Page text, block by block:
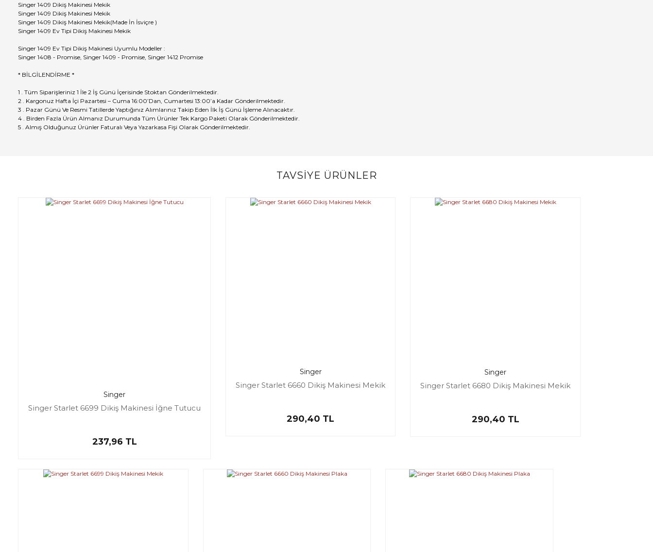
Singer 1409 Dikiş Makinesi Mekik
Singer 1409 Dikiş Makinesi Mekik
Singer 1409 Dikiş Makinesi Mekik(Made İn İsviçre )
Singer 1409 Ev Tipi Dikiş Makinesi Mekik
Singer 1409 Ev Tipi Dikiş Makinesi Uyumlu Modeller :
Singer 1408 - Promise, Singer 1409 - Promise, Singer 1412 Promise
* BİLGİLENDİRME *
1 . Tüm Siparişleriniz 1 İle 2 İş Günü İçerisinde Stoktan Gönderilmektedir.
2 . Kargonuz Hafta İçi Pazartesi – Cuma 16:00’Dan, Cumartesi 13:00’a Kadar Gönderilmektedir.
3 . Pazar Günü Ve Resmi Tatillerde Yaptığınız Alımlarınız Takip Eden İlk İş Günü İşleme Alınacaktır.
4 . Birden Fazla Ürün Almanız Durumunda Tüm Ürünler Tek Kargo Paketi Olarak Gönderilmektedir.
5 . Almış Olduğunuz Ürünler Faturalı Veya Yazarkasa Fişi Olarak Gönderilmektedir.
Bu ürüne ilk yorumu siz yapın!
TAVSİYE ÜRÜNLER
Singer
Singer Starlet 6699 Dikiş Makinesi İğne Tutucu
237,96 TL
Singer
Singer Starlet 6660 Dikiş Makinesi Mekik
290,40 TL
Singer
Singer Starlet 6680 Dikiş Makinesi Mekik
290,40 TL